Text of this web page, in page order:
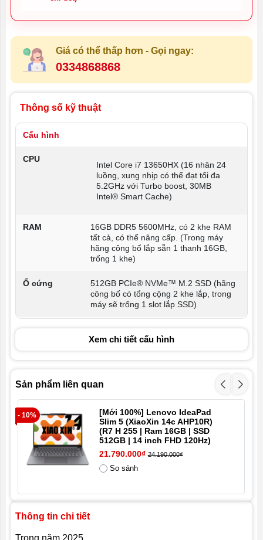
Giá có thể thấp hơn - Gọi ngay:
0334868868
Thông số kỹ thuật
Cấu hình
CPU
Intel Core i7 13650HX (16 nhân 24
luồng, xung nhịp có thể đạt tối đa
5.2GHz với Turbo boost, 30MB
Intel® Smart Cache)
RAM
16GB DDR5 5600MHz, có 2 khe RAM
tất cả, có thể nâng cấp. (Trong máy
hãng công bố lắp sẵn 1 thanh 16GB,
trống 1 khe)
Ổ cứng
512GB PCIe® NVMe™ M.2 SSD (hãng
công bố có tổng cộng 2 khe lắp, trong
máy sẽ trống 1 slot lắp SSD)
Màn hình
16″, 2.5K (2560x1600) IPS, LED, độ
sáng 500nits, tỷ lệ khung hình 16:10, độ
phủ màu 100% sRGB, tần số quét màn
180Hz, màn giảm ánh sáng xanh bảo
vệ mắt, DC dimmer, hỗ trợ VRR
(variable refresh rate), HDR.
Card đồ họa
NVIDIA Geforce RTX 5060 8GB
GDDR7
Cổng kết nối
1x E-camera shutter
1x SD card
1x HDMI 2.1
Xem chi tiết cấu hình
Sản phẩm liên quan
- 10%
[Mới 100%] Lenovo IdeaPad
Slim 5 (XiaoXin 14c AHP10R)
(R7 H 255 | Ram 16GB | SSD
512GB | 14 inch FHD 120Hz)
21.790.000₫ 24.190.000₫
So sánh
Thông tin chi tiết
Trong năm 2025,